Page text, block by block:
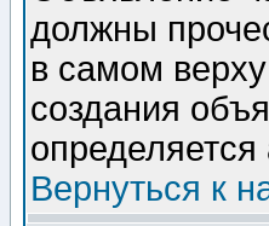
должны
в самом
создания
Вернуться к